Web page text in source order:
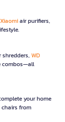
Xiaomiair purifiers,
shredders, WD
combos—all
your home
from